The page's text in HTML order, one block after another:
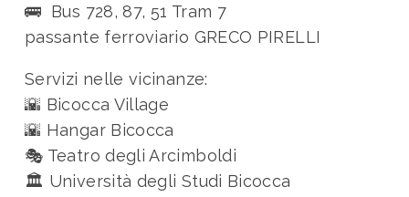
🚌 Bus 728, 87, 51 Tram 7
passante ferroviario GRECO PIRELLI
Servizi nelle vicinanze:
🌇 Bicocca Village
🌇 Hangar Bicocca
🎭 Teatro degli Arcimboldi
🏛️ Università degli Studi Bicocca